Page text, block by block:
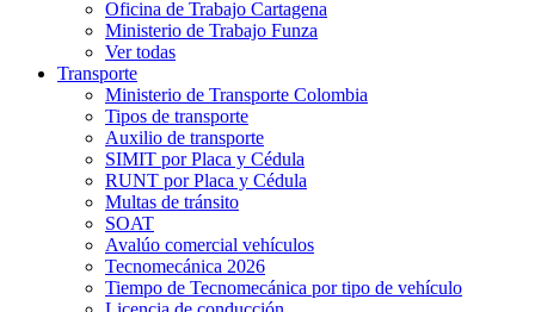
Oficina de Trabajo Cartagena
Ministerio de Trabajo Funza
Ver todas
Transporte
Ministerio de Transporte Colombia
Tipos de transporte
Auxilio de transporte
SIMIT por Placa y Cédula
RUNT por Placa y Cédula
Multas de tránsito
SOAT
Avalúo comercial vehículos
Tecnomecánica 2026
Tiempo de Tecnomecánica por tipo de vehículo